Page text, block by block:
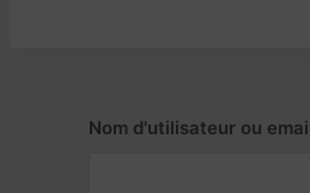
Nom d'utilisateur ou